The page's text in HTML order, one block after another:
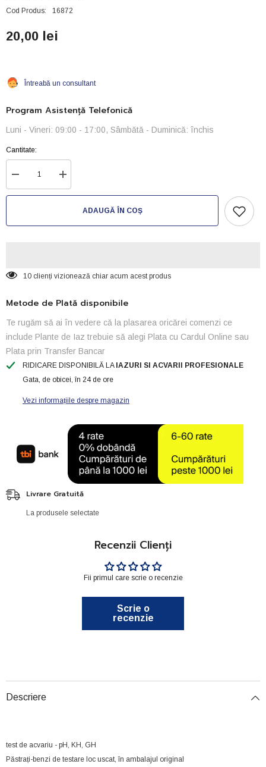
Cod Produs:
16872
20,00 lei
Întreabă un consultant
Program Asistență Telefonică
Luni - Vineri: 09:00 - 17:00, Sâmbătă - Duminică: închis
Cantitate:
Reduceți
cantitatea
pentru
Creșteți
cantitatea
pentru
ADAUGĂ ÎN COȘ
10 clienți vizionează chiar acum acest produs
Metode de Plată disponibile
Te rugăm să ai în vedere că la plasarea oricărei comenzi ce
include Plante de Iaz trebuie să alegi Plata cu Cardul Online sau
Plata prin Transfer Bancar
RIDICARE DISPONIBILĂ LA IAZURI SI ACVARII PROFESIONALE
Gata, de obicei, în 24 de ore
Vezi informațiile despre magazin
Livrare Gratuită
La produsele selectate
Recenzii Clienți
Fii primul care scrie o recenzie
Scrie o
recenzie
Descriere
test de acvariu - pH, KH, GH
Păstrați-benzi de testare loc uscat, în ambalajul original